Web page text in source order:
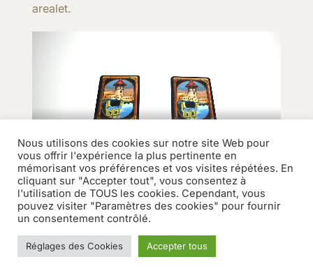
arealet.
Bland de 32 kort og træk de øverste 4 kort.
Nous utilisons des cookies sur notre site Web pour
vous offrir l'expérience la plus pertinente en
mémorisant vos préférences et vos visites répétées. En
cliquant sur "Accepter tout", vous consentez à
l'utilisation de TOUS les cookies. Cependant, vous
pouvez visiter "Paramètres des cookies" pour fournir
un consentement contrôlé.
Réglages des Cookies Accepter tous